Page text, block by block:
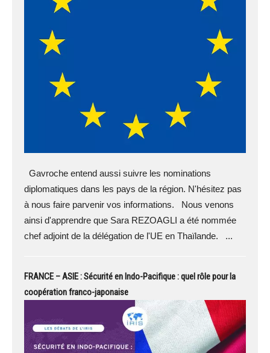
Gavroche entend aussi suivre les nominations
diplomatiques dans les pays de la région. N'hésitez pas
à nous faire parvenir vos informations. Nous venons
ainsi d'apprendre que Sara REZOAGLI a été nommée
chef adjoint de la délégation de l'UE en Thaïlande. ...
FRANCE – ASIE : Sécurité en Indo-Pacifique : quel rôle pour la
coopération franco-japonaise